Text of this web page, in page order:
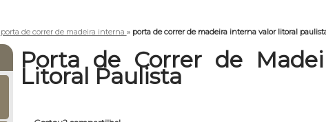
porta de correr de madeira interna » porta de correr de madeira interna valor litoral
Porta de Correr de
Litoral Paulista